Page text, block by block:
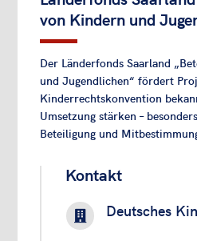
von Kindern und
Der Länderfonds Saarland
und Jugendlichen“ fördert
Kinderrechtskonvention
Umsetzung stärken –
Beteiligung und
Kontakt
 Deutsches